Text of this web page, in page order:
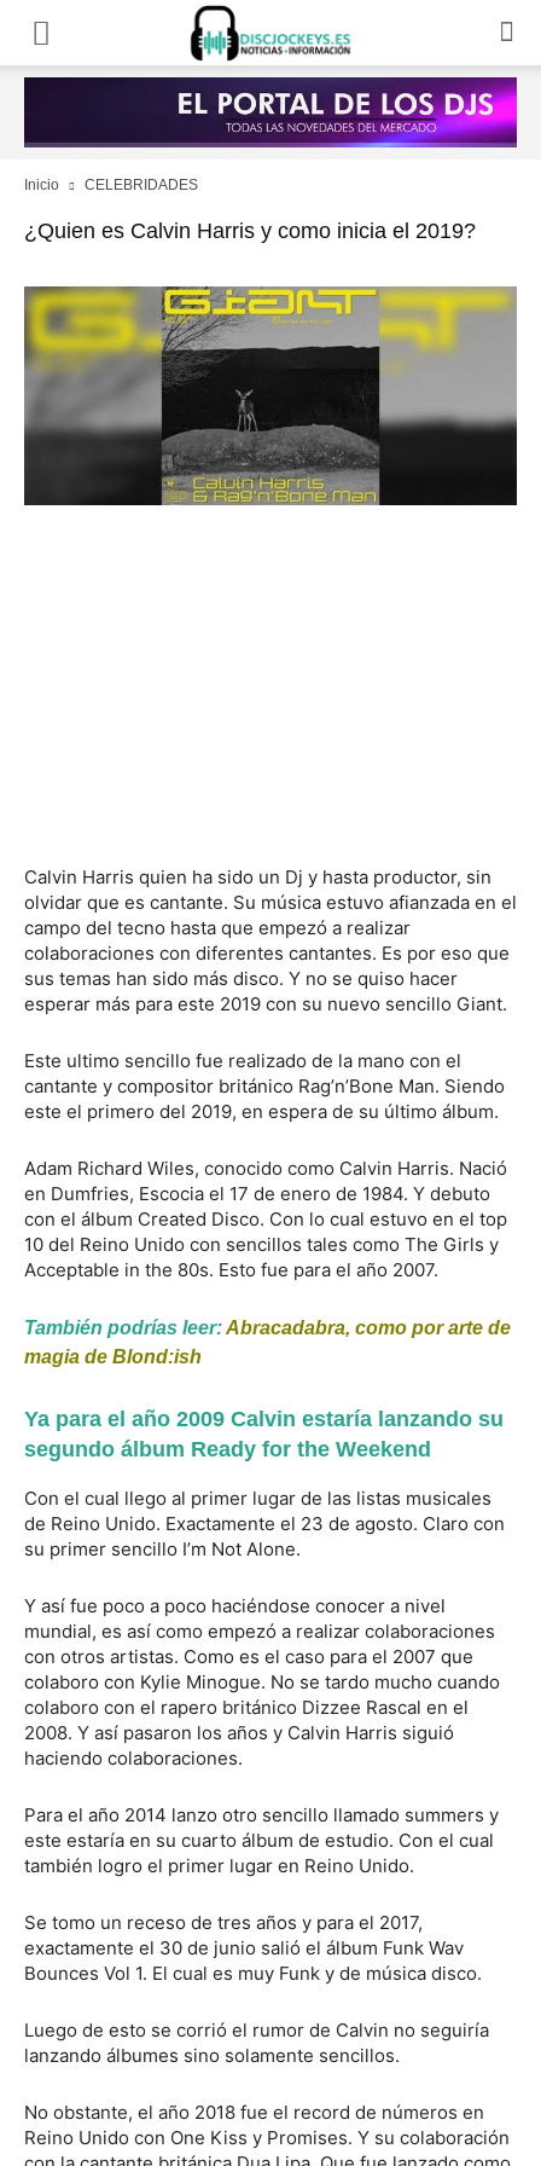
Inicio CELEBRIDADES
¿Quien es Calvin Harris y como inicia el 2019?
Calvin Harris quien ha sido un Dj y hasta productor, sin
olvidar que es cantante. Su música estuvo afianzada en el
campo del tecno hasta que empezó a realizar
colaboraciones con diferentes cantantes. Es por eso que
sus temas han sido más disco. Y no se quiso hacer
esperar más para este 2019 con su nuevo sencillo Giant.
Este ultimo sencillo fue realizado de la mano con el
cantante y compositor británico Rag’n’Bone Man. Siendo
este el primero del 2019, en espera de su último álbum.
Adam Richard Wiles, conocido como Calvin Harris. Nació
en Dumfries, Escocia el 17 de enero de 1984. Y debuto
con el álbum Created Disco. Con lo cual estuvo en el top
10 del Reino Unido con sencillos tales como The Girls y
Acceptable in the 80s. Esto fue para el año 2007.
También podrías leer:Abracadabra, como por arte de
magia de Blond:ish
Ya para el año 2009 Calvin estaría lanzando su
segundo álbum Ready for the Weekend
Con el cual llego al primer lugar de las listas musicales
de Reino Unido. Exactamente el 23 de agosto. Claro con
su primer sencillo I’m Not Alone.
Y así fue poco a poco haciéndose conocer a nivel
mundial, es así como empezó a realizar colaboraciones
con otros artistas. Como es el caso para el 2007 que
colaboro con Kylie Minogue. No se tardo mucho cuando
colaboro con el rapero británico Dizzee Rascal en el
2008. Y así pasaron los años y Calvin Harris siguió
haciendo colaboraciones.
Para el año 2014 lanzo otro sencillo llamado summers y
este estaría en su cuarto álbum de estudio. Con el cual
también logro el primer lugar en Reino Unido.
Se tomo un receso de tres años y para el 2017,
exactamente el 30 de junio salió el álbum Funk Wav
Bounces Vol 1. El cual es muy Funk y de música disco.
Luego de esto se corrió el rumor de Calvin no seguiría
lanzando álbumes sino solamente sencillos.
No obstante, el año 2018 fue el record de números en
Reino Unido con One Kiss y Promises. Y su colaboración